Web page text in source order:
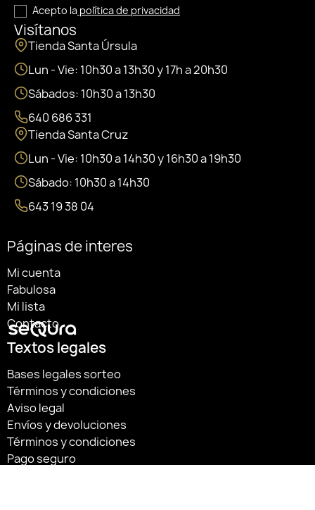
Acepto la política de privacidad
Visítanos
Tienda Santa Úrsula
Lun - Vie: 10h30 a 13h30 y 17h a 20h30
Sábados: 10h30 a 13h30
640 686 331
Tienda Santa Cruz
Lun - Vie: 10h30 a 14h30 y 16h30 a 19h30
Sábado: 10h30 a 14h30
643 19 38 04
Páginas de interes
Mi cuenta
Fabulosa
Mi lista
Contacto
Textos legales
Bases legales sorteo
Términos y condiciones
Aviso legal
Envíos y devoluciones
Términos y condiciones
Pago seguro